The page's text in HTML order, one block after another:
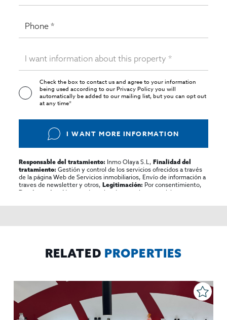
Check the box to contact us and agree to your information
being used according to ourPrivacy Policyyou will
automatically be added to our mailing list, but you can opt out
at any time*
I WANT MORE INFORMATION
Responsable del tratamiento: Inmo Olaya S.L,Finalidad del
tratamiento: Gestión y control de los servicios ofrecidos a través
de la página Web de Servicios inmobiliarios, Envío de información a
traves de newsletter y otros,Legitimación: Por consentimiento,
Destinatarios:
No se cederan los datos, salvo para elaborar
rectificar y suprimir los datos, solicitar la portabilidad de los
RELATED PROPERTIES